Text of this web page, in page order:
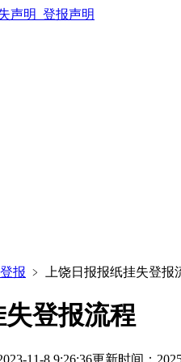
声明_登报声明
报 ﹥ 上饶日报报纸挂失登报
登报流程
11-8 9:26:36更新时间：